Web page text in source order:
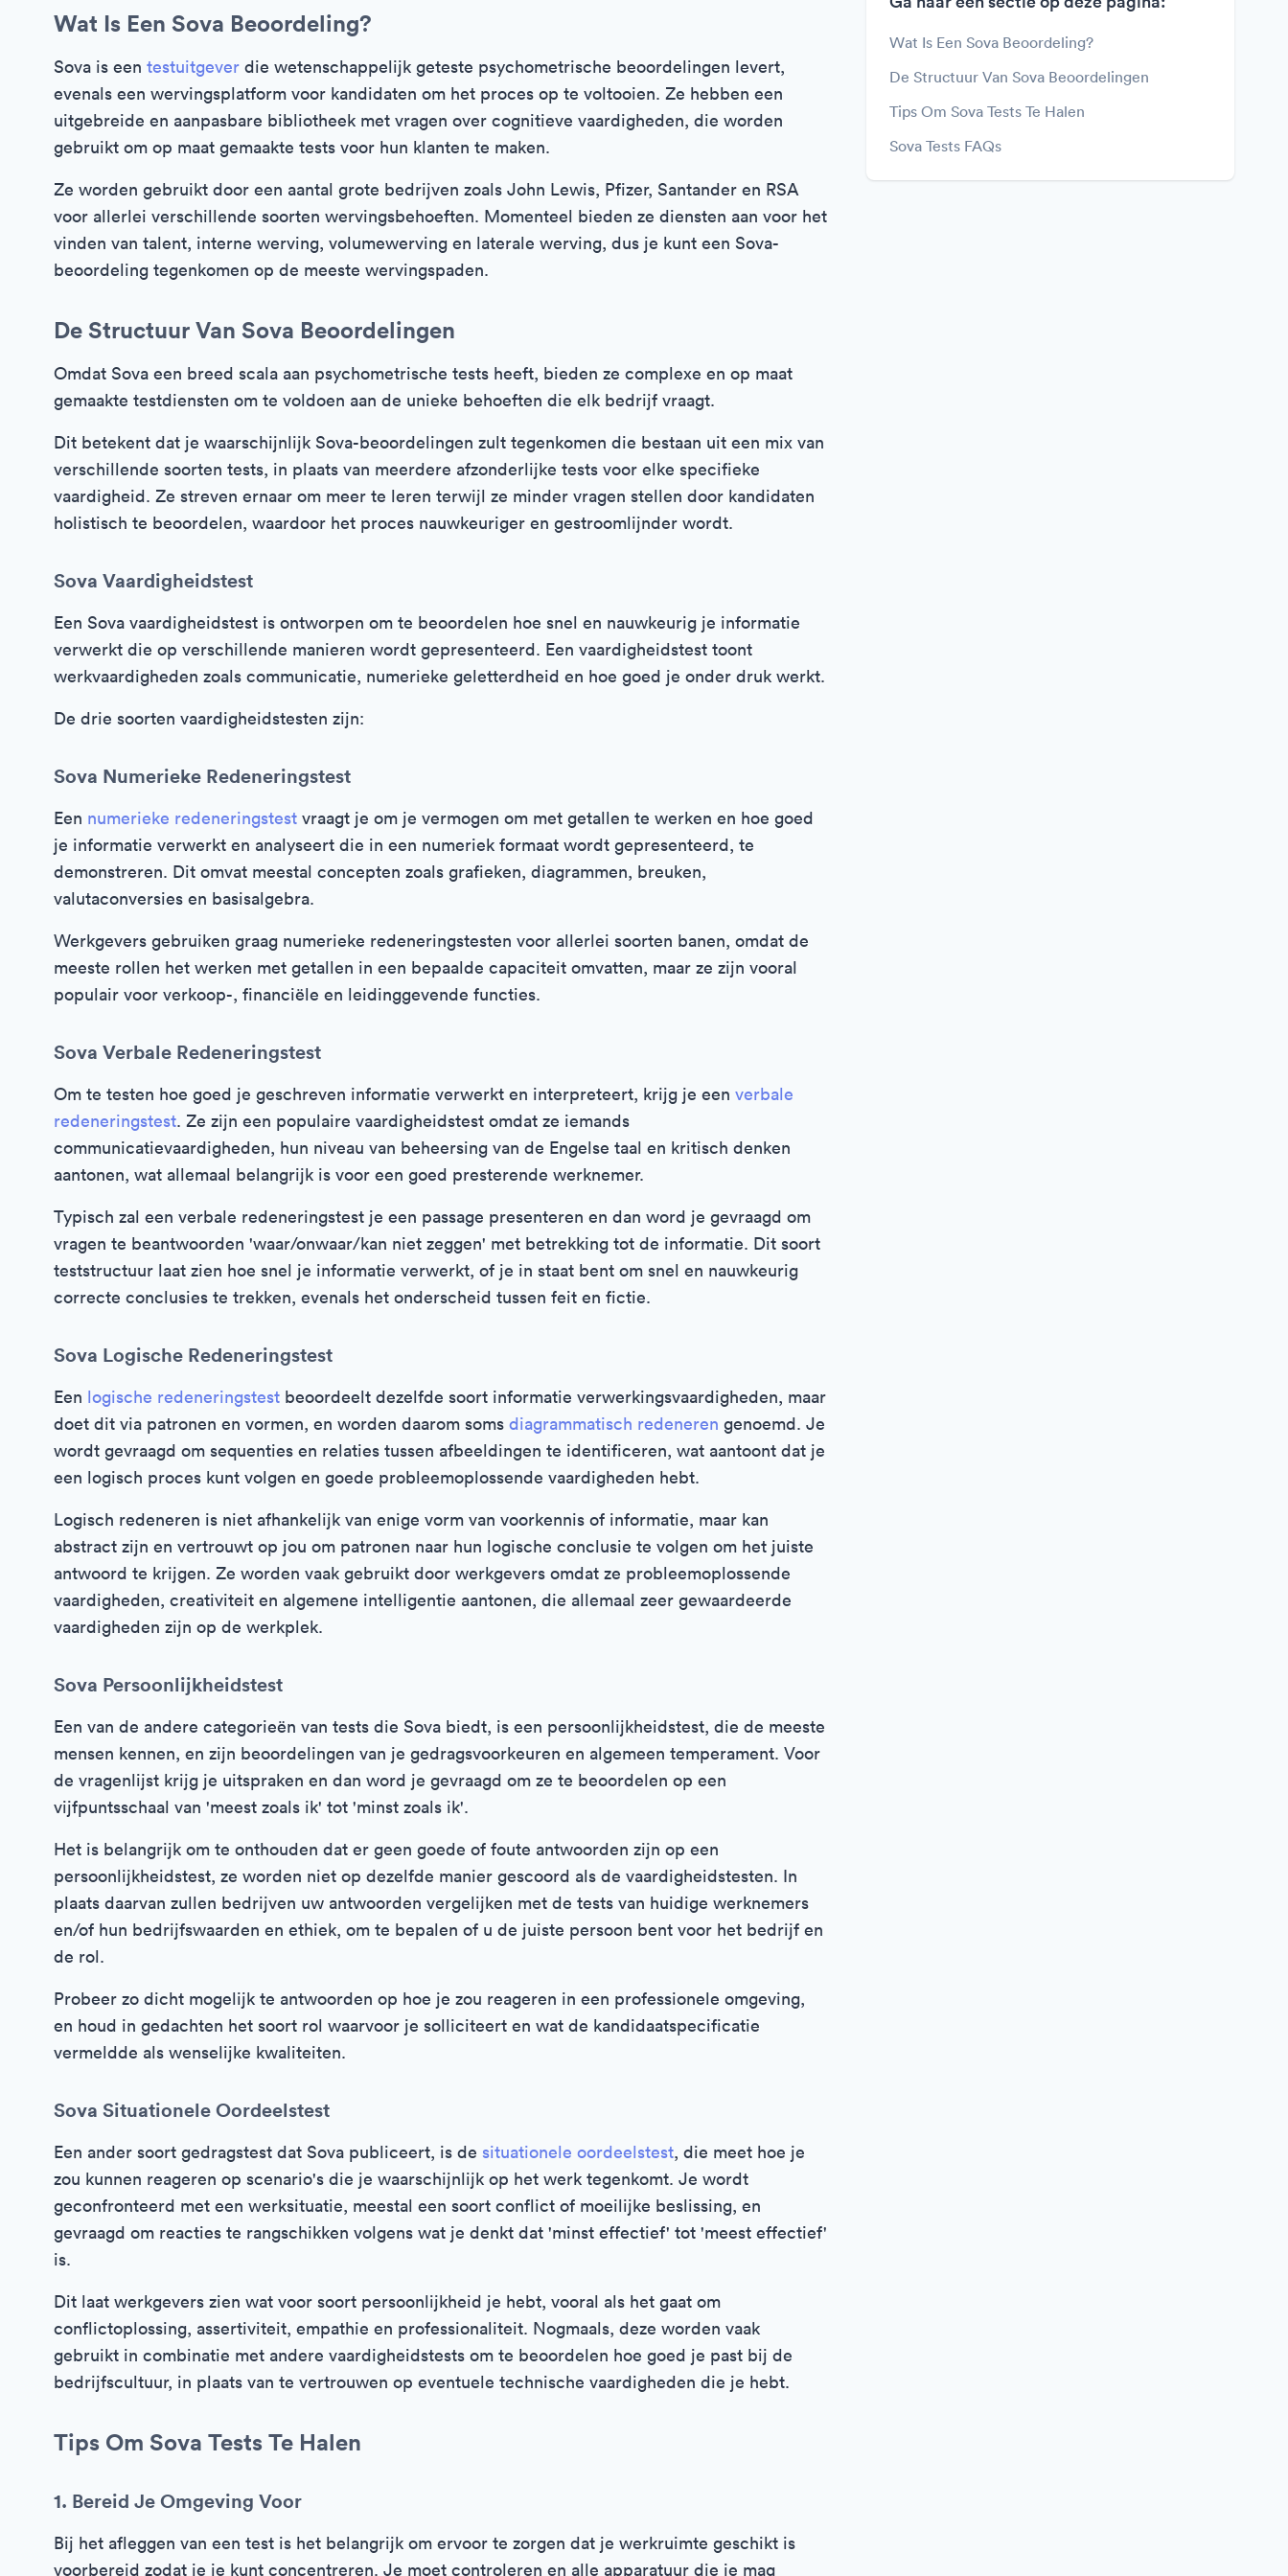
Wat Is Een Sova Beoordeling?
Sova is een testuitgever die wetenschappelijk geteste psychometrische beoordelingen levert,
evenals een wervingsplatform voor kandidaten om het proces op te voltooien. Ze hebben een
uitgebreide en aanpasbare bibliotheek met vragen over cognitieve vaardigheden, die worden
gebruikt om op maat gemaakte tests voor hun klanten te maken.
Ze worden gebruikt door een aantal grote bedrijven zoals John Lewis, Pfizer, Santander en RSA
voor allerlei verschillende soorten wervingsbehoeften. Momenteel bieden ze diensten aan voor het
vinden van talent, interne werving, volumewerving en laterale werving, dus je kunt een Sova-
beoordeling tegenkomen op de meeste wervingspaden.
De Structuur Van Sova Beoordelingen
Omdat Sova een breed scala aan psychometrische tests heeft, bieden ze complexe en op maat
gemaakte testdiensten om te voldoen aan de unieke behoeften die elk bedrijf vraagt.
Dit betekent dat je waarschijnlijk Sova-beoordelingen zult tegenkomen die bestaan uit een mix van
verschillende soorten tests, in plaats van meerdere afzonderlijke tests voor elke specifieke
vaardigheid. Ze streven ernaar om meer te leren terwijl ze minder vragen stellen door kandidaten
holistisch te beoordelen, waardoor het proces nauwkeuriger en gestroomlijnder wordt.
Sova Vaardigheidstest
Een Sova vaardigheidstest is ontworpen om te beoordelen hoe snel en nauwkeurig je informatie
verwerkt die op verschillende manieren wordt gepresenteerd. Een vaardigheidstest toont
werkvaardigheden zoals communicatie, numerieke geletterdheid en hoe goed je onder druk werkt.
De drie soorten vaardigheidstesten zijn:
Sova Numerieke Redeneringstest
Een numerieke redeneringstest vraagt je om je vermogen om met getallen te werken en hoe goed
je informatie verwerkt en analyseert die in een numeriek formaat wordt gepresenteerd, te
demonstreren. Dit omvat meestal concepten zoals grafieken, diagrammen, breuken,
valutaconversies en basisalgebra.
Werkgevers gebruiken graag numerieke redeneringstesten voor allerlei soorten banen, omdat de
meeste rollen het werken met getallen in een bepaalde capaciteit omvatten, maar ze zijn vooral
populair voor verkoop-, financiële en leidinggevende functies.
Sova Verbale Redeneringstest
Om te testen hoe goed je geschreven informatie verwerkt en interpreteert, krijg je een verbale
redeneringstest. Ze zijn een populaire vaardigheidstest omdat ze iemands
communicatievaardigheden, hun niveau van beheersing van de Engelse taal en kritisch denken
aantonen, wat allemaal belangrijk is voor een goed presterende werknemer.
Typisch zal een verbale redeneringstest je een passage presenteren en dan word je gevraagd om
vragen te beantwoorden 'waar/onwaar/kan niet zeggen' met betrekking tot de informatie. Dit soort
teststructuur laat zien hoe snel je informatie verwerkt, of je in staat bent om snel en nauwkeurig
correcte conclusies te trekken, evenals het onderscheid tussen feit en fictie.
Sova Logische Redeneringstest
Een logische redeneringstest beoordeelt dezelfde soort informatie verwerkingsvaardigheden, maar
doet dit via patronen en vormen, en worden daarom soms diagrammatisch redeneren genoemd. Je
wordt gevraagd om sequenties en relaties tussen afbeeldingen te identificeren, wat aantoont dat je
een logisch proces kunt volgen en goede probleemoplossende vaardigheden hebt.
Logisch redeneren is niet afhankelijk van enige vorm van voorkennis of informatie, maar kan
abstract zijn en vertrouwt op jou om patronen naar hun logische conclusie te volgen om het juiste
antwoord te krijgen. Ze worden vaak gebruikt door werkgevers omdat ze probleemoplossende
vaardigheden, creativiteit en algemene intelligentie aantonen, die allemaal zeer gewaardeerde
vaardigheden zijn op de werkplek.
Sova Persoonlijkheidstest
Een van de andere categorieën van tests die Sova biedt, is een persoonlijkheidstest, die de meeste
mensen kennen, en zijn beoordelingen van je gedragsvoorkeuren en algemeen temperament. Voor
de vragenlijst krijg je uitspraken en dan word je gevraagd om ze te beoordelen op een
vijfpuntsschaal van 'meest zoals ik' tot 'minst zoals ik'.
Het is belangrijk om te onthouden dat er geen goede of foute antwoorden zijn op een
persoonlijkheidstest, ze worden niet op dezelfde manier gescoord als de vaardigheidstesten. In
plaats daarvan zullen bedrijven uw antwoorden vergelijken met de tests van huidige werknemers
en/of hun bedrijfswaarden en ethiek, om te bepalen of u de juiste persoon bent voor het bedrijf en
de rol.
Probeer zo dicht mogelijk te antwoorden op hoe je zou reageren in een professionele omgeving,
en houd in gedachten het soort rol waarvoor je solliciteert en wat de kandidaatspecificatie
vermeldde als wenselijke kwaliteiten.
Sova Situationele Oordeelstest
Een ander soort gedragstest dat Sova publiceert, is de situationele oordeelstest, die meet hoe je
zou kunnen reageren op scenario's die je waarschijnlijk op het werk tegenkomt. Je wordt
geconfronteerd met een werksituatie, meestal een soort conflict of moeilijke beslissing, en
gevraagd om reacties te rangschikken volgens wat je denkt dat 'minst effectief' tot 'meest effectief'
is.
Dit laat werkgevers zien wat voor soort persoonlijkheid je hebt, vooral als het gaat om
conflictoplossing, assertiviteit, empathie en professionaliteit. Nogmaals, deze worden vaak
gebruikt in combinatie met andere vaardigheidstests om te beoordelen hoe goed je past bij de
bedrijfscultuur, in plaats van te vertrouwen op eventuele technische vaardigheden die je hebt.
Tips Om Sova Tests Te Halen
1. Bereid Je Omgeving Voor
Bij het afleggen van een test is het belangrijk om ervoor te zorgen dat je werkruimte geschikt is
voorbereid zodat je je kunt concentreren. Je moet controleren en alle apparatuur die je mag
Wat Is Een Sova Beoordeling?
De Structuur Van Sova Beoordelingen
Tips Om Sova Tests Te Halen
Sova Tests FAQs